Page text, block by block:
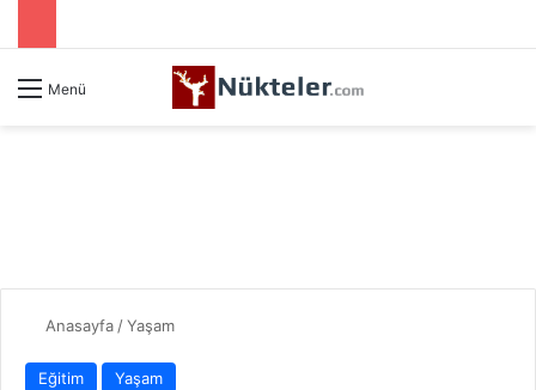
Menü
Anasayfa /Yaşam
Eğitim Yaşam